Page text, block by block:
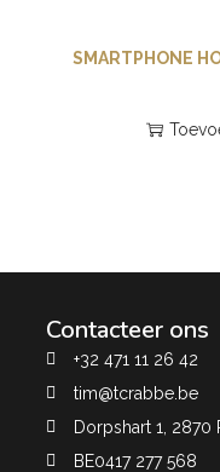
SMARTPHONE
Contacteer ons
+32 471 11 26 42
tim@tcrabbe.be
Dorpshart 1, 2870
BE0417 277 568